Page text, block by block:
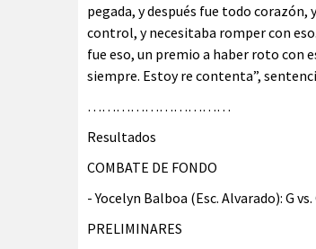
pegada, y después fue todo
control, y necesitaba romper con
fue eso, un premio a haber roto con
siempre. Estoy re contenta”,
…………………………
Resultados
COMBATE DE FONDO
- Yocelyn Balboa (Esc. Alvarado): G
PRELIMINARES